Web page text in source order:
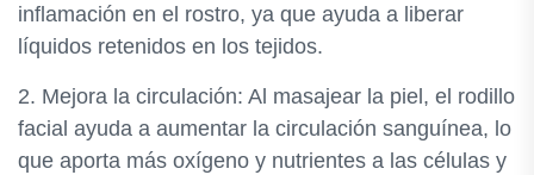
inflamación en el rostro, ya que ayuda a liberar
líquidos retenidos en los tejidos.
2. Mejora la circulación: Al masajear la piel, el rodillo
facial ayuda a aumentar la circulación sanguínea, lo
que aporta más oxígeno y nutrientes a las células y